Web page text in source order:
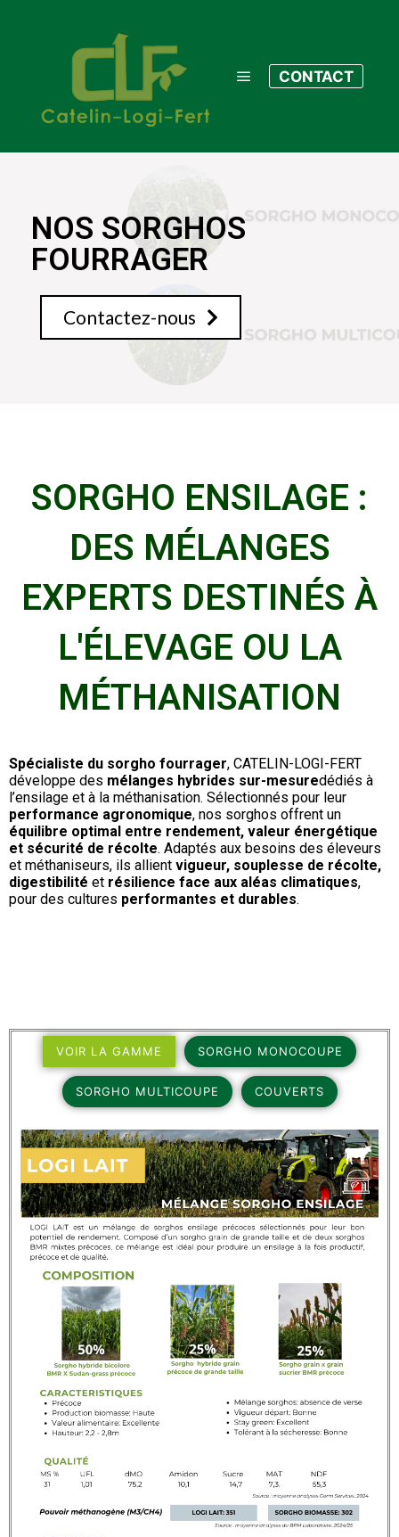
CONTACT
NOS SORGHOS
FOURRAGER
Contactez-nous
SORGHO ENSILAGE :
DES MÉLANGES
EXPERTS DESTINÉS À
L'ÉLEVAGE OU LA
MÉTHANISATION
Spécialiste du sorgho fourrager, CATELIN-LOGI-FERT
développe des mélanges hybrides sur-mesuredédiés à
l’ensilage et à la méthanisation. Sélectionnés pour leur
performance agronomique, nos sorghos offrent un
équilibre optimal entre rendement, valeur énergétique
et sécurité de récolte. Adaptés aux besoins des éleveurs
et méthaniseurs, ils allient vigueur, souplesse de récolte,
digestibilité et résilience face aux aléas climatiques,
pour des cultures performantes et durables.
VOIR LA GAMME SORGHO MONOCOUPE
SORGHO MULTICOUPE COUVERTS